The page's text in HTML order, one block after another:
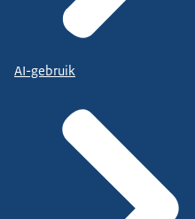
AI-gebruik